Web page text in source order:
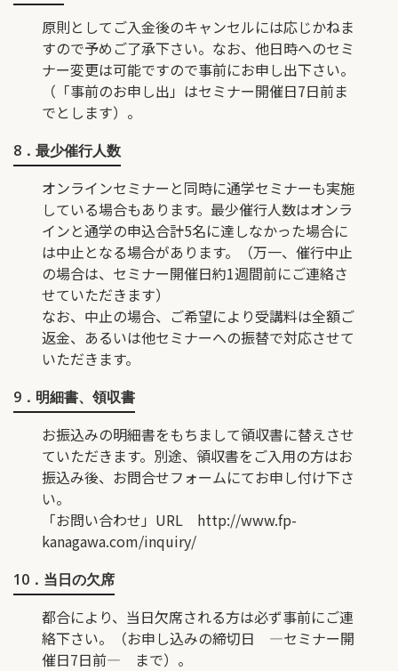
原則としてご入金後のキャンセルには応じかねま
すので予めご了承下さい。なお、他日時へのセミ
ナー変更は可能ですので事前にお申し出下さい。
（「事前のお申し出」はセミナー開催日7日前ま
でとします）。
8．最少催行人数
オンラインセミナーと同時に通学セミナーも実施
している場合もあります。最少催行人数はオンラ
インと通学の申込合計5名に達しなかった場合に
は中止となる場合があります。（万一、催行中止
の場合は、セミナー開催日約1週間前にご連絡さ
せていただきます）
なお、中止の場合、ご希望により受講料は全額ご
返金、あるいは他セミナーへの振替で対応させて
いただきます。
9．明細書、領収書
お振込みの明細書をもちまして領収書に替えさせ
ていただきます。別途、領収書をご入用の方はお
振込み後、お問合せフォームにてお申し付け下さ
い。
「お問い合わせ」URL http://www.fp-
kanagawa.com/inquiry/
10．当日の欠席
都合により、当日欠席される方は必ず事前にご連
絡下さい。（お申し込みの締切日 ―セミナー開
催日7日前― まで）。